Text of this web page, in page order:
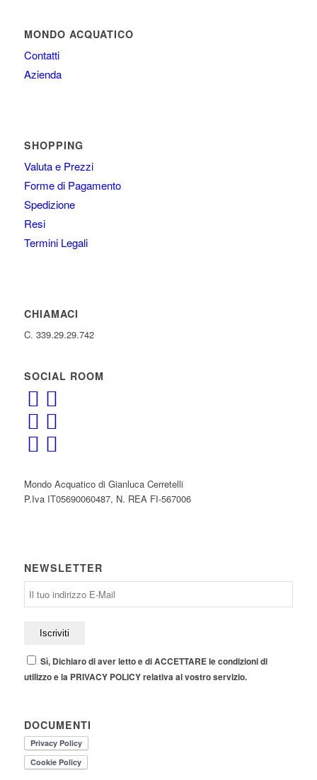
MONDO ACQUATICO
Contatti
Azienda
SHOPPING
Valuta e Prezzi
Forme di Pagamento
Spedizione
Resi
Termini Legali
CHIAMACI
C. 339.29.29.742
SOCIAL ROOM
Mondo Acquatico di Gianluca Cerretelli
P.Iva IT05690060487, N. REA FI-567006
NEWSLETTER
Sì, Dichiaro di aver letto e di ACCETTARE le condizioni di
utilizzo e la PRIVACY POLICY relativa al vostro servizio.
DOCUMENTI